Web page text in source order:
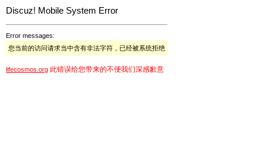
Discuz! Mobile System Error
Error messages:
您当前的访问请求当中含有非法字符，已经被系统拒绝
lifecosmos.org 此错误给您带来的不便我们深感歉意